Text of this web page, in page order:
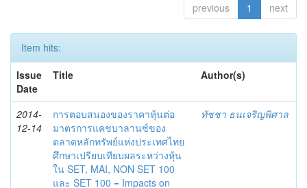
previous 1 next
Item hits:
Issue
Date
Title Author(s)
2014-
12-14
การตอบสนองของราคาหุ้นต่อ
มาตรการแคชบาลานซ์ของ
ตลาดหลักทรัพย์แห่งประเทศไทย
ศึกษาเปรียบเทียบผลระหว่างหุ้น
ใน SET, MAI, NON SET 100
และ SET 100 = Impacts on
ทัชชา ธนเจริญพิศาล